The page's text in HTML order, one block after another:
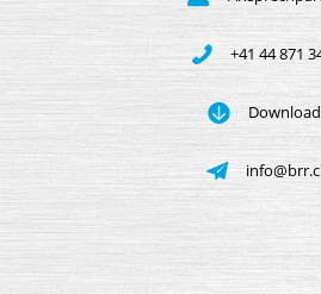
+41 44 871